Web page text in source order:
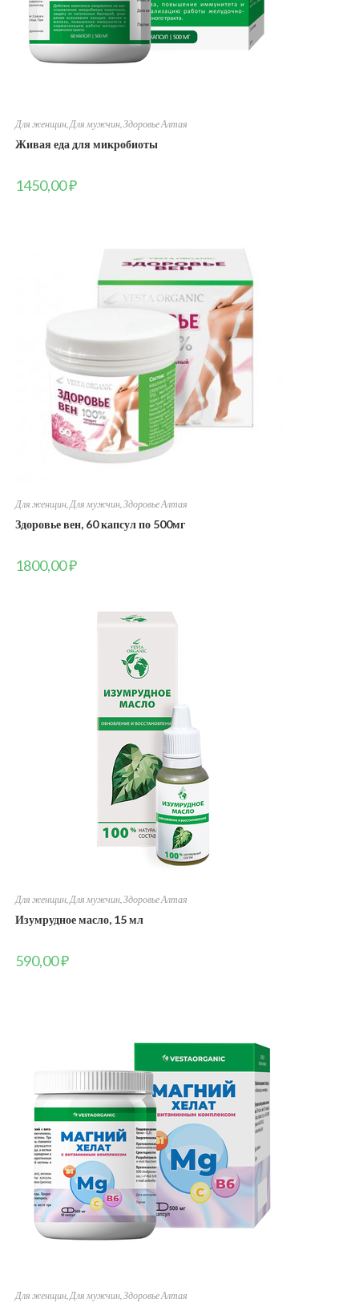
Для женщин,Для мужчин,Здоровье Алтая
Живая еда для микробиоты
1450,00₽
Для женщин, Для мужчин, Здоровье Алтая
Здоровье вен, 60 капсул по 500мг
1800,00₽
Для женщин,Для мужчин,Здоровье Алтая
Изумрудное масло, 15 мл
590,00₽
Для женщин, Для мужчин, Здоровье Алтая